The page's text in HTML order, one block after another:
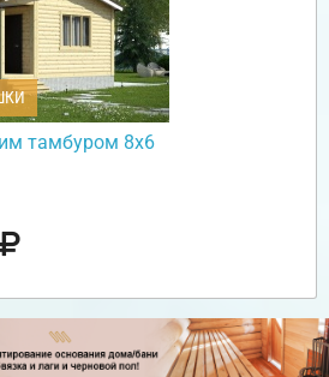
тамбуром 8х6